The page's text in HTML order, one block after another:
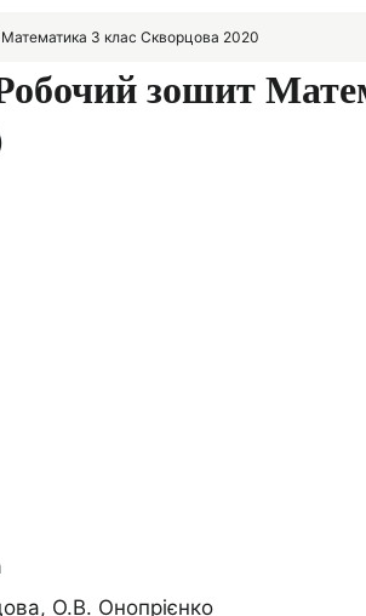
3 клас Скворцова 2020
зошит
О.В. Онопрієнко